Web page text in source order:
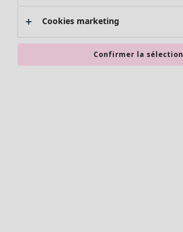
Cookies marketing
Confirmer la sélection